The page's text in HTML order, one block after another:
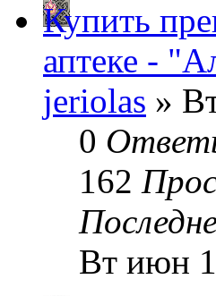
Купить
аптеке -
jeriolas »
0
162
Вт июн